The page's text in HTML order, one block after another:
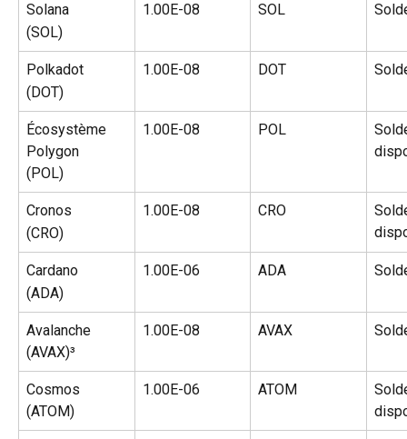
Solana
(SOL)
1.00E-08 SOL
Polkadot
(DOT)
1.00E-08 DOT
Écosystème
Polygon
(POL)
1.00E-08 POL
Cronos
(CRO)
1.00E-08 CRO
Cardano
(ADA)
1.00E-06 ADA
Avalanche
(AVAX)³
1.00E-08 AVAX
Cosmos
(ATOM)
1.00E-06 ATOM